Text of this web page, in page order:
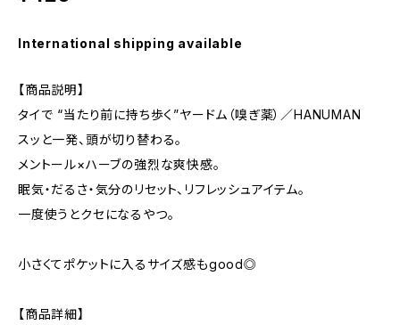
International shipping available
【商品説明】
タイで “当たり前に持ち歩く”ヤードム（嗅ぎ薬）／HANUMAN
スッと一発、頭が切り替わる。
メントール×ハーブの強烈な爽快感。
眠気・だるさ・気分のリセット、リフレッシュアイテム。
一度使うとクセになるやつ。
小さくてポケットに入るサイズ感もgood◎
【商品詳細】